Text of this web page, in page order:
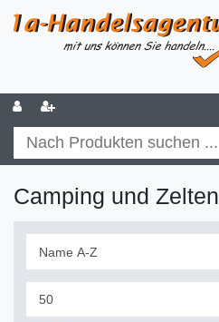
Camping und Zelten